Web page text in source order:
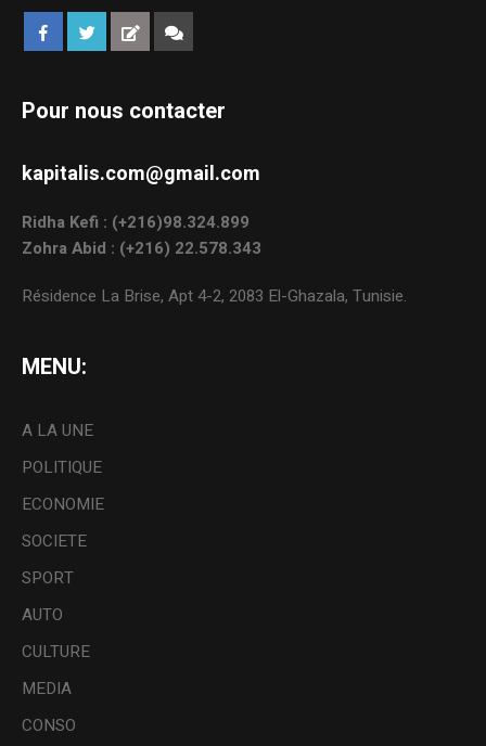
Pour nous contacter
kapitalis.com@gmail.com
Ridha Kefi : (+216)98.324.899
Zohra Abid : (+216) 22.578.343
Résidence La Brise, Apt 4-2, 2083 El-Ghazala, Tunisie.
MENU:
A LA UNE
POLITIQUE
ECONOMIE
SOCIETE
SPORT
AUTO
CULTURE
MEDIA
CONSO